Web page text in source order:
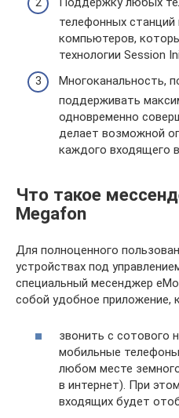
телефонных станций
компьютеров,
технологии Session
Многоканальность,
поддерживать
одновременно
делает возможной
каждого входящего
Что такое
Megafon
Для полноценного
устройствах под
специальный месенджер
собой удобное приложение,
звонить с сотового
мобильные
любом месте
в интернет). При
входящих будет